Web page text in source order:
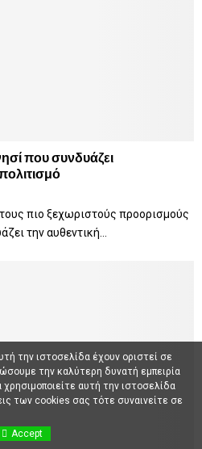
που συνδυάζει
πιο ξεχωριστούς προορισμούς
την αυθεντική...
την ιστοσελίδα έχουν οριστεί σε
την καλύτερη δυνατή εμπειρία
αυτή την ιστοσελίδα
των cookies σας τότε συναινείτε σε
Accept